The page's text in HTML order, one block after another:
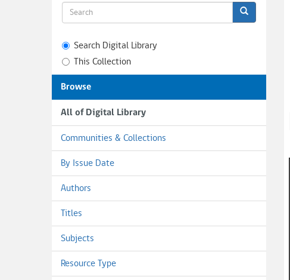
Search Digital Library
This Collection
Browse
All of Digital Library
Communities & Collections
By Issue Date
Authors
Titles
Subjects
Resource Type